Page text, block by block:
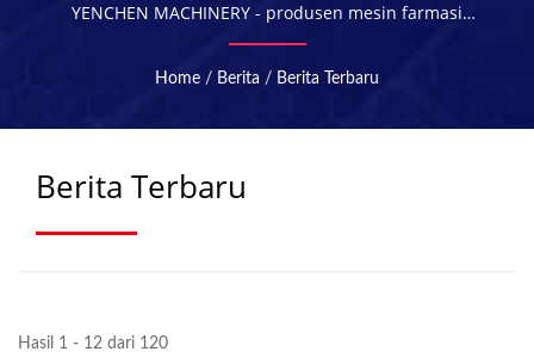
YENCHEN MACHINERY - produsen mesin farmasi
terkemuka di Taiwan
Home / Berita / Berita Terbaru
Berita Terbaru
Hasil 1 - 12 dari 120